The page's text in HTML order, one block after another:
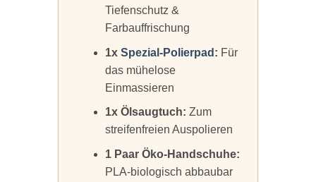
Tiefenschutz &
Farbauffrischung
1x Spezial-Polierpad : Für
das mühelose
Einmassieren
1x Ölsaugtuch: Zum
streifenfreien Auspolieren
1 Paar Öko-Handschuhe:
PLA-biologisch abbaubar